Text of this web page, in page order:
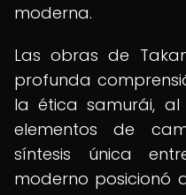
moderna.
Las obras de
profunda
la ética samurái,
elementos de
síntesis única
moderno posicionó